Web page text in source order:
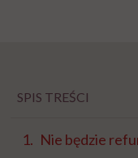
SPIS TREŚCI
Nie będzie